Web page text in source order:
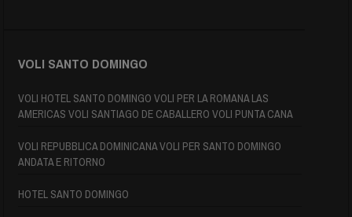
VOLI SANTO DOMINGO
VOLI HOTEL SANTO DOMINGO VOLI PER LA ROMANA LAS
AMERICAS VOLI SANTIAGO DE CABALLERO VOLI PUNTA CANA
VOLI REPUBBLICA DOMINICANA VOLI PER SANTO DOMINGO
ANDATA E RITORNO
HOTEL SANTO DOMINGO